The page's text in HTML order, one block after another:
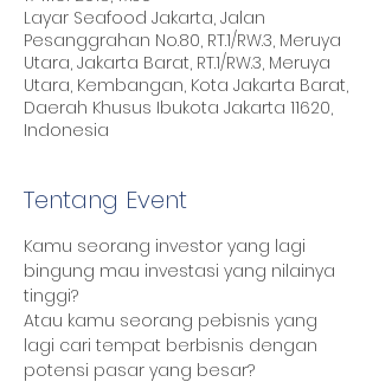
Layar Seafood Jakarta, Jalan
Pesanggrahan No.80, RT.1/RW.3, Meruya
Utara, Jakarta Barat, RT.1/RW.3, Meruya
Utara, Kembangan, Kota Jakarta Barat,
Daerah Khusus Ibukota Jakarta 11620,
Indonesia
Tentang Event
Kamu seorang investor yang lagi
bingung mau investasi yang nilainya
Atau kamu seorang pebisnis yang
lagi cari tempat berbisnis dengan